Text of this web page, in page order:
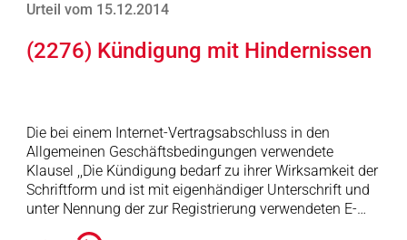
Urteil vom 15.12.2014
(2276) Kündigung mit Hindernissen
Die bei einem Internet-Vertragsabschluss in den
Allgemeinen Geschäftsbedingungen verwendete
Klausel ,,Die Kündigung bedarf zu ihrer Wirksamkeit der
Schriftform und ist mit eigenhändiger Unterschrift und
unter Nennung der zur Registrierung verwendeten E-…